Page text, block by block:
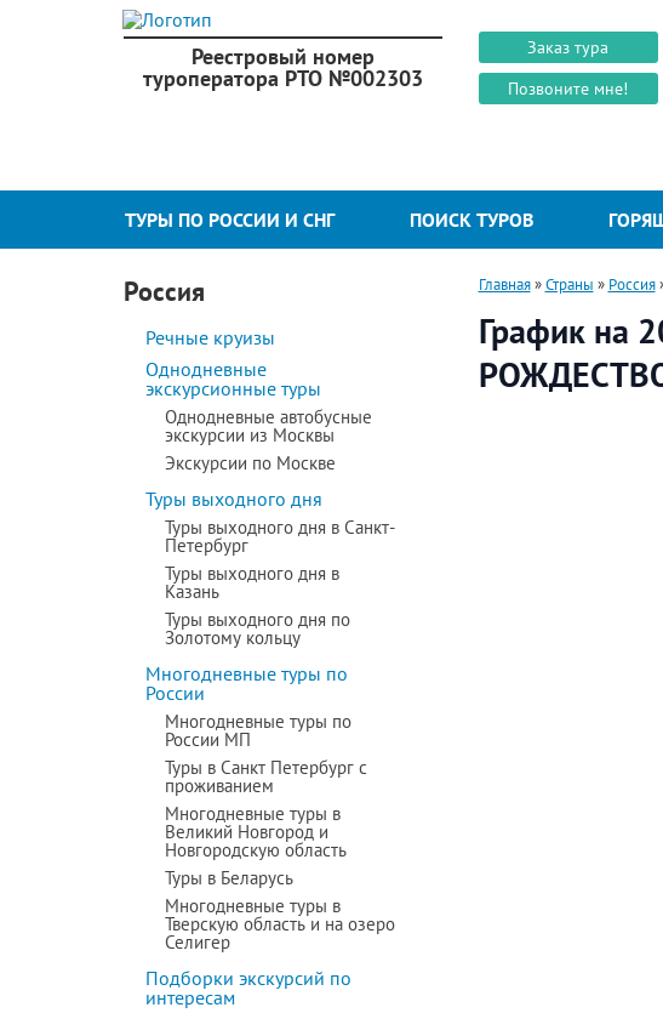
Реестровый номер
туроператора РТО №002303
Заказ тура
Позвоните мне!
ТУРЫ ПО РОССИИ И СНГ ПОИСК ТУРОВ
Россия
Речные круизы
Однодневные
экскурсионные туры
Однодневные автобусные
экскурсии из Москвы
Экскурсии по Москве
Туры выходного дня
Туры выходного дня в Санкт-
Петербург
Туры выходного дня в
Казань
Туры выходного дня по
Золотому кольцу
Многодневные туры по
России
Многодневные туры по
России МП
Туры в Санкт Петербург с
проживанием
Многодневные туры в
Великий Новгород и
Новгородскую область
Туры в Беларусь
Многодневные туры в
Тверскую область и на озеро
Селигер
Подборки экскурсий по
интересам
Главная»Страны » Россия
График на